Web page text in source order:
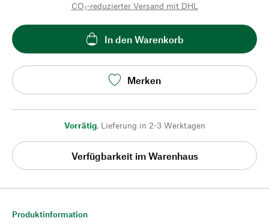
CO₂-reduzierter Versand mit DHL
In den Warenkorb
Merken
Vorrätig, Lieferung in 2-3 Werktagen
Verfügbarkeit im Warenhaus
Produktinformation